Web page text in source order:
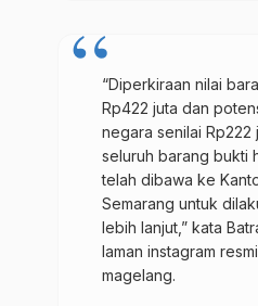
“Diperkiraan nilai
Rp422 juta dan
negara senilai Rp222
seluruh barang bukti
telah dibawa ke
Semarang untuk
lebih lanjut,” kata
laman instagram
magelang.